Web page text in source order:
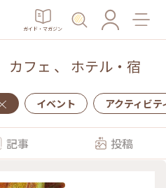
ガイド・マガジン
カフェ 、 ホテル・宿
イベント アクティビテ
記事 投稿